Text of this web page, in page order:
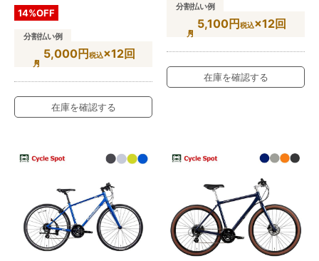
14%OFF
分割払い例
5,000円税込×12回
在庫を確認する
分割払い例
5,100円税込×12回
在庫を確認する